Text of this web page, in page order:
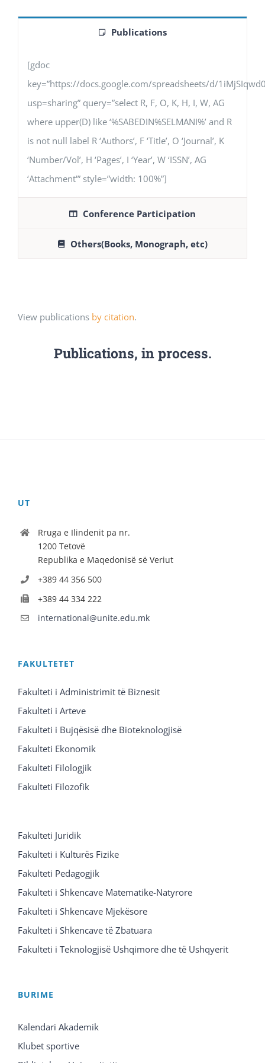
Publications
[gdoc
key=”https://docs.google.com/spreadsheets/d/
usp=sharing” query=”select R, F, O, K, H, I, W, AG
where upper(D) like ‘%SABEDIN%SELMANI%’ and R
is not null label R ‘Authors’, F ‘Title’, O ‘Journal’, K
‘Number/Vol’, H ‘Pages’, I ‘Year’, W ‘ISSN’, AG
‘Attachment'” style=”width: 100%”]
Conference Participation
Others(Books, Monograph, etc)
View publications by citation.
Publications, in process.
UT
Rruga e Ilindenit pa nr.
1200 Tetovë
Republika e Maqedonisë së Veriut
+389 44 356 500
+389 44 334 222
international@unite.edu.mk
FAKULTETET
Fakulteti i Administrimit të Biznesit
Fakulteti i Arteve
Fakulteti i Bujqësisë dhe Bioteknologjisë
Fakulteti Ekonomik
Fakulteti Filologjik
Fakulteti Filozofik
Fakulteti Juridik
Fakulteti i Kulturës Fizike
Fakulteti Pedagogjik
Fakulteti i Shkencave Matematike-Natyrore
Fakulteti i Shkencave Mjekësore
Fakulteti i Shkencave të Zbatuara
Fakulteti i Teknologjisë Ushqimore dhe të Ushqyerit
BURIME
Kalendari Akademik
Klubet sportive